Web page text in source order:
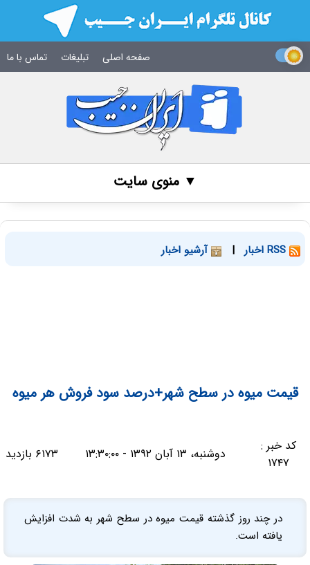
صفحه اصلی تبلیغات تماس با ما
▼ منوی سایت
| آرشیو اخبار
قیمت میوه در سطح شهر+درصد سود فروش هر میوه
کد خبر :
۱۷۴۷
دوشنبه، ۱۳ آبان ۱۳۹۲ - ۱۳:۳۰:۰۰ ۶۱۷۳ بازدید
در چند روز گذشته قیمت میوه در سطح شهر به شدت افزایش
یافته است.